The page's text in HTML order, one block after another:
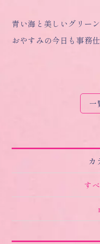
カ
す
青い海と美しいグリー
おやすみの今日も事務
一